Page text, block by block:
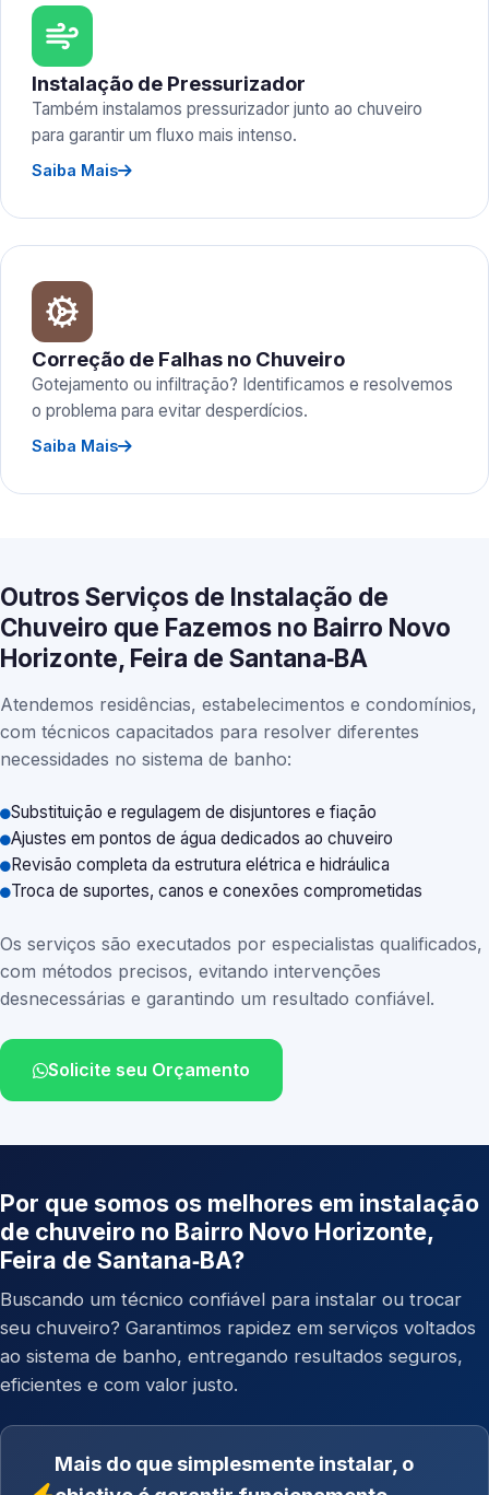
Instalação de Pressurizador
Também instalamos pressurizador junto ao chuveiro
para garantir um fluxo mais intenso.
Saiba Mais
Correção de Falhas no Chuveiro
Gotejamento ou infiltração? Identificamos e resolvemos
o problema para evitar desperdícios.
Saiba Mais
Outros Serviços de Instalação de
Chuveiro que Fazemos no Bairro Novo
Horizonte, Feira de Santana‑BA
Atendemos residências, estabelecimentos e condomínios,
com técnicos capacitados para resolver diferentes
necessidades no sistema de banho:
Substituição e regulagem de disjuntores e fiação
Ajustes em pontos de água dedicados ao chuveiro
Revisão completa da estrutura elétrica e hidráulica
Troca de suportes, canos e conexões comprometidas
Os serviços são executados por especialistas qualificados,
com métodos precisos, evitando intervenções
desnecessárias e garantindo um resultado confiável.
Solicite seu Orçamento
Por que somos os melhores em instalação
de chuveiro no Bairro Novo Horizonte,
Feira de Santana‑BA?
Buscando um técnico confiável para instalar ou trocar
seu chuveiro? Garantimos rapidez em serviços voltados
ao sistema de banho, entregando resultados seguros,
eficientes e com valor justo.
Mais do que simplesmente instalar, o